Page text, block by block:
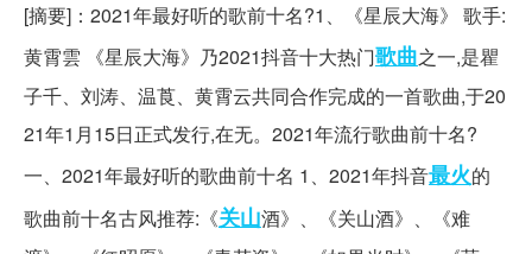
[摘要]：2021年最好听的歌前十名?1、《星辰大海》 歌手:
黄霄雲 《星辰大海》乃2021抖音十大热门歌曲之一,是瞿
子千、刘涛、温莨、黄霄云共同合作完成的一首歌曲,于20
21年1月15日正式发行,在无。2021年流行歌曲前十名?
一、2021年最好听的歌曲前十名 1、2021年抖音最火的
歌曲前十名古风推荐:《关山酒》、《关山酒》、《难